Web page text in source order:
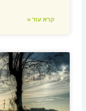
קרא עוד »